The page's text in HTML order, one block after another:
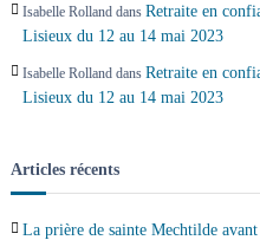
Isabelle Rollanddans Retraite en
Lisieux du 12 au 14 mai 2023
Isabelle Rollanddans Retraite en
Lisieux du 12 au 14 mai 2023
Articles récents
La prière de sainte Mechtilde